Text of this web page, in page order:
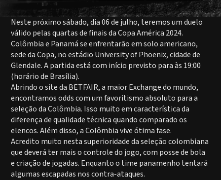
Neste próximo sábado, dia 06 de julho, teremos um duelo
válido pelas quartas de finais da Copa América 2024.
Colômbia e Panamá se enfrentarão em solo americano,
sede da Copa, no estádio University of Phoenix, cidade de
Glendale. A partida está com início previsto para às 19:00
(horário de Brasília).
Abrindo o site da BETFAIR, a maior Exchange do mundo,
encontramos odds com um favoritismo absoluto para a
seleção da Colômbia. Isso muito em característica da
diferença de qualidade técnica quando comparado os
elencos. Além disso, a Colômbia vive ótima fase.
Acredito muito nesta superioridade da seleção colombiana
que deverá ter mais o controle do jogo, com posse de bola
e criação de jogadas. Enquanto o time panamenho tentará
algumas escapadas nos contra-ataques.